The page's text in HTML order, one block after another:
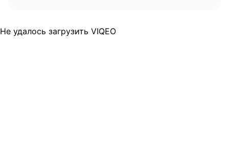
Не удалось загрузить VIQEO